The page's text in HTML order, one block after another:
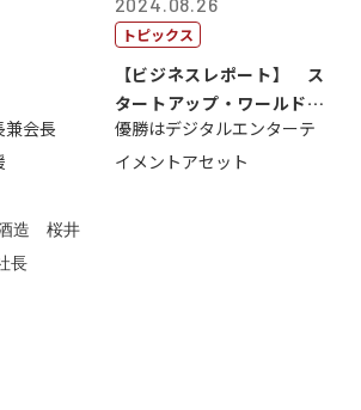
兼会長
トピックス
【ビジネスレポート】 ス
タートアップ・ワールドカ
ップ2024...
優勝はデジタルエンターテ
イメントアセット